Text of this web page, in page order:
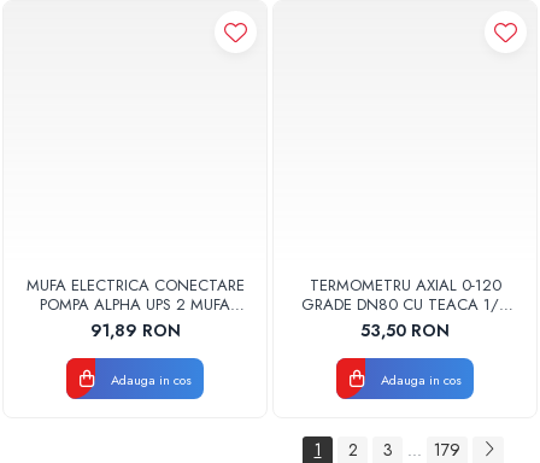
MUFA ELECTRICA CONECTARE
POMPA ALPHA UPS 2 MUFA
ELECTRICA GRUNDFOS
91,89 RON
Adauga in cos
TERMOMETRU AXIAL 0-120
GRADE DN80 CU TEACA 1/2
TB80-100 FIMET
53,50 RON
Adauga in cos
1 2 3 ... 179